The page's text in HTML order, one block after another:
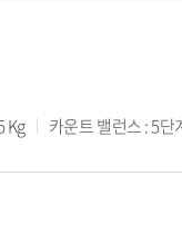
Kg 카운트 밸런스 : 5단